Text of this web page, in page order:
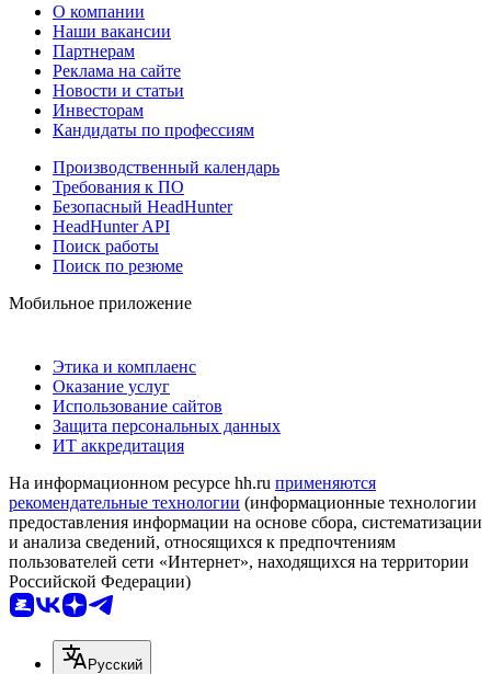
О компании
Наши вакансии
Партнерам
Реклама на сайте
Новости и статьи
Инвесторам
Кандидаты по профессиям
Производственный календарь
Требования к ПО
Безопасный HeadHunter
HeadHunter API
Поиск работы
Поиск по резюме
Мобильное приложение
Этика и комплаенс
Оказание услуг
Использование сайтов
Защита персональных данных
ИТ аккредитация
На информационном ресурсе hh.ru применяются
рекомендательные технологии (информационные технологии
предоставления информации на основе сбора, систематизации
и анализа сведений, относящихся к предпочтениям
пользователей сети «Интернет», находящихся на территории
Российской Федерации)
Русский